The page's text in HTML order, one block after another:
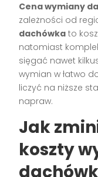
Cena wymiany
zależności od
dachówka to
natomiast
sięgać nawet
wymian w łatwo
liczyć na niższe
napraw.
Jak
koszty